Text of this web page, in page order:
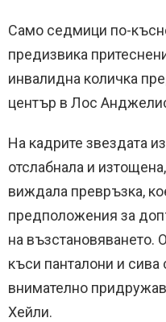
Само седмици по-
предизвика
инвалидна количка
център в Лос
На кадрите звездата
отслабнала и
виждала превръзка,
предположения за
на възстановяването.
къси панталони и сива
внимателно
Хейли.